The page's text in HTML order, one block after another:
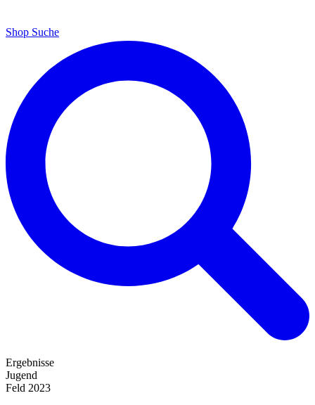
Shop Suche
Ergebnisse
Jugend
Feld 2023